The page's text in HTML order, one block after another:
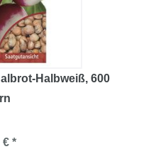
Halbweiß, 600
€ *